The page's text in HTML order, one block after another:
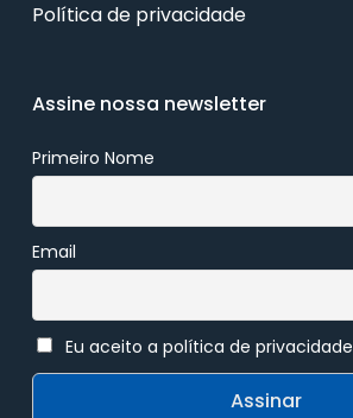
Política de privacidade
Assine nossa newsletter
Primeiro Nome
Email
Eu aceito a política de privacidade